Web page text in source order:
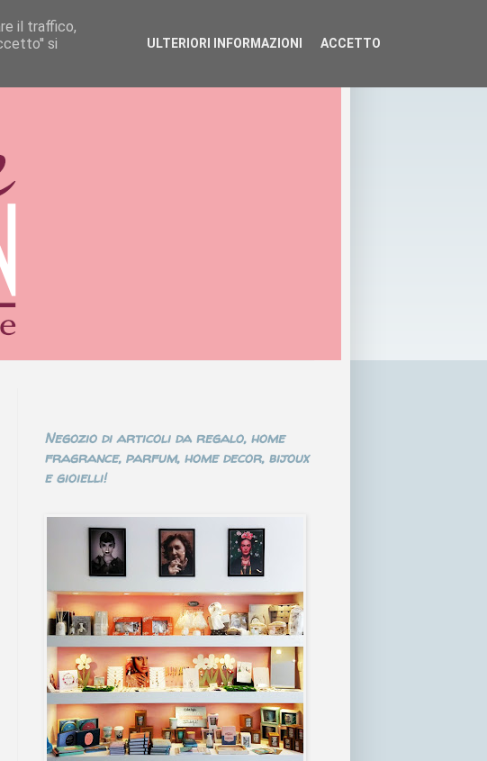
Negozio di articoli da regalo, home
fragrance, parfum, home decor, bijoux
e gioielli!
il traffico,
si
ULTERIORI INFORMAZIONI ACCETTO